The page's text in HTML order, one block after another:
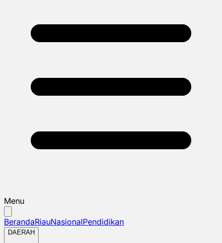
Menu
BerandaRiauNasionalPendidikan
DAERAH